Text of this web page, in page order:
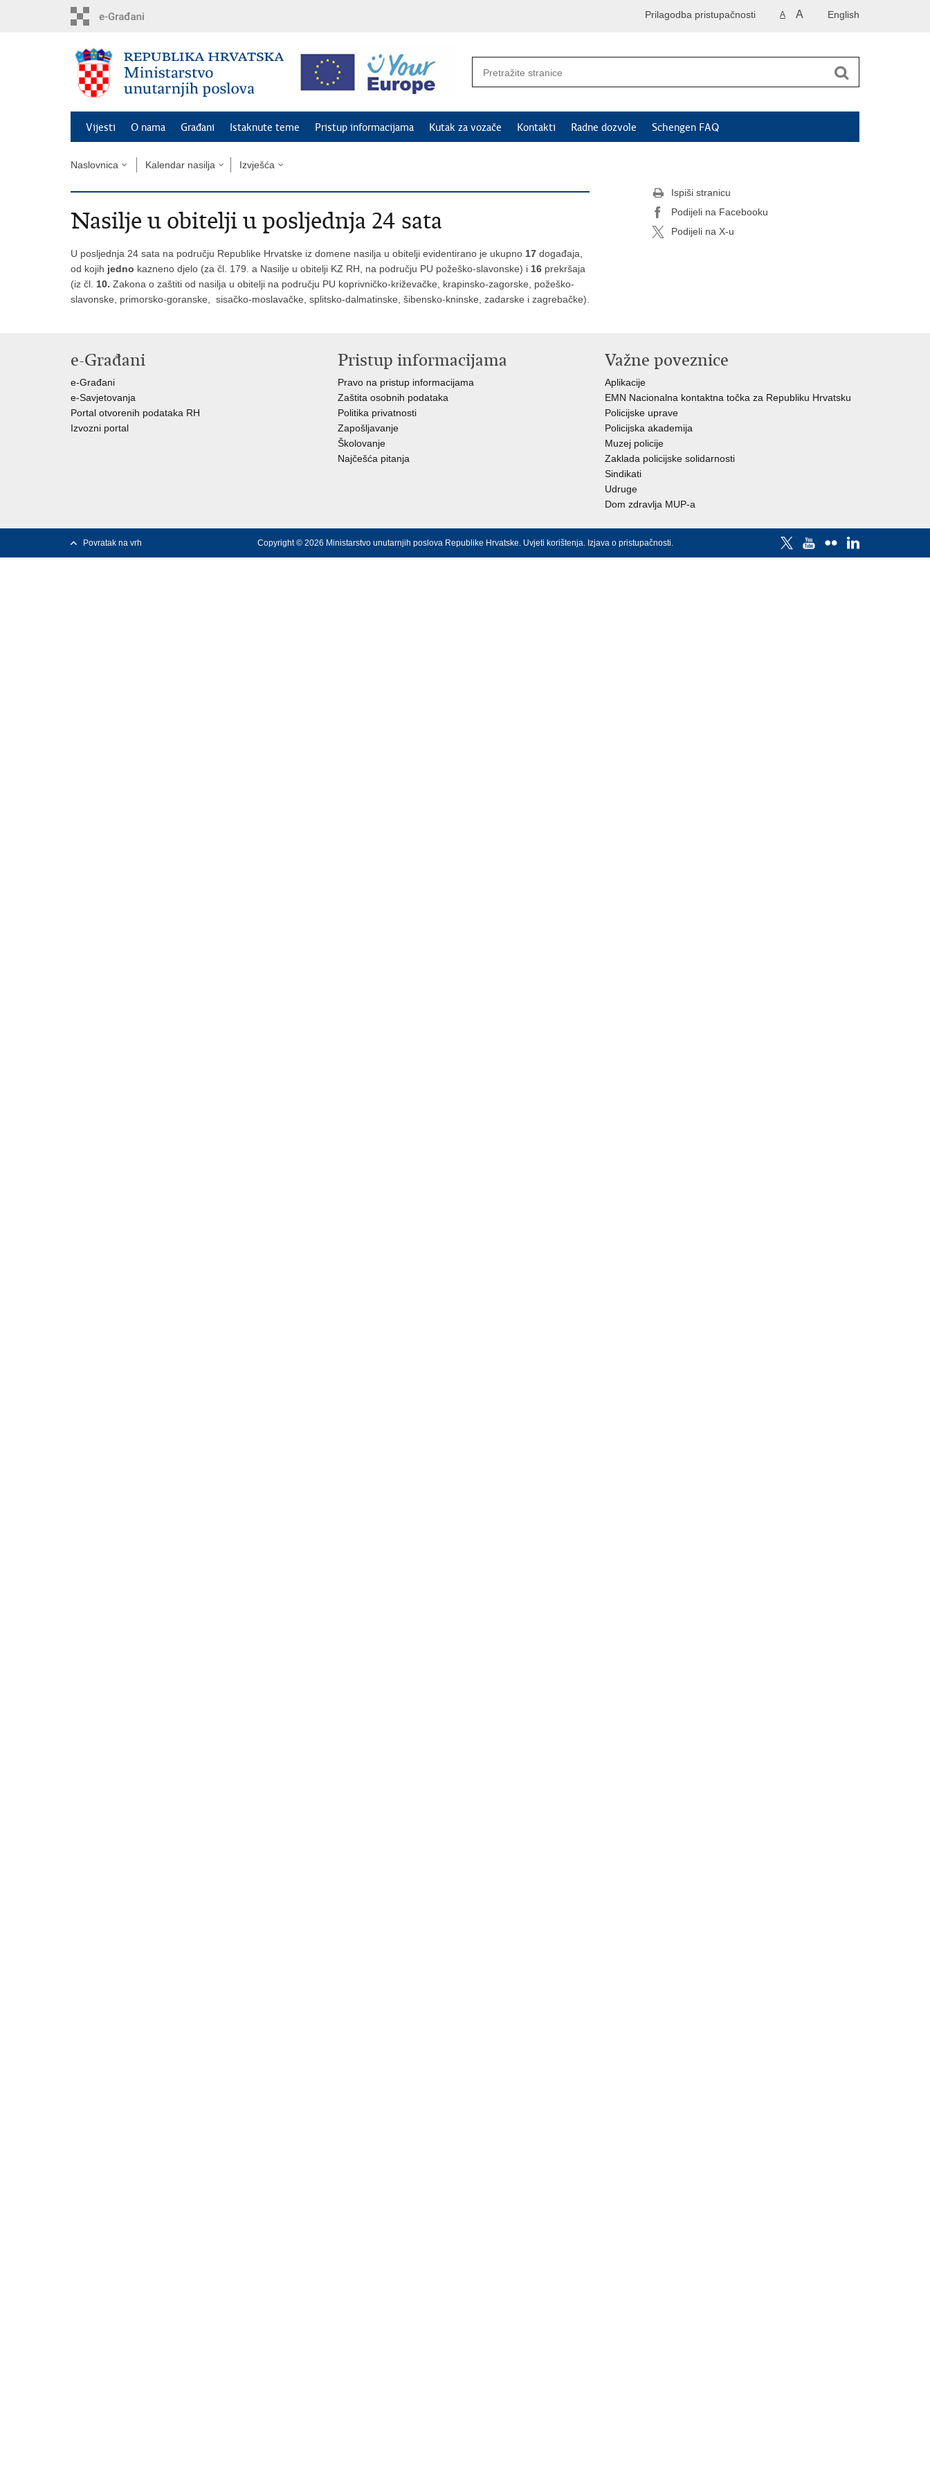
English
A A
Prilagodba pristupačnosti
Vijesti O nama Građani Istaknute teme Pristup informacijama Kutak za vozače Kontakti Radne dozvole Schengen FAQ
Naslovnica Kalendar nasilja Izvješća
Nasilje u obitelji u posljednja 24 sata
U posljednja 24 sata na području Republike Hrvatske iz domene nasilja u obitelji evidentirano je ukupno 17 događaja,
od kojih jedno kazneno djelo (za čl. 179. a Nasilje u obitelji KZ RH, na području PU požeško-slavonske) i 16 prekršaja
(iz čl. 10. Zakona o zaštiti od nasilja u obitelji na području PU koprivničko-križevačke, krapinsko-zagorske, požeško-
slavonske, primorsko-goranske, sisačko-moslavačke, splitsko-dalmatinske, šibensko-kninske, zadarske i zagrebačke).
Ispiši stranicu
Podijeli na Facebooku
Podijeli na X-u
e-Građani
e-Građani
e-Savjetovanja
Portal otvorenih podataka RH
Izvozni portal
Pristup informacijama
Pravo na pristup informacijama
Zaštita osobnih podataka
Politika privatnosti
Zapošljavanje
Školovanje
Najčešća pitanja
Važne poveznice
Aplikacije
EMN Nacionalna kontaktna točka za Republiku Hrvatsku
Policijske uprave
Policijska akademija
Muzej policije
Zaklada policijske solidarnosti
Sindikati
Udruge
Dom zdravlja MUP-a
Povratak na vrh Copyright © 2026 Ministarstvo unutarnjih poslova Republike Hrvatske. Uvjeti korištenja. Izjava o pristupačnosti.